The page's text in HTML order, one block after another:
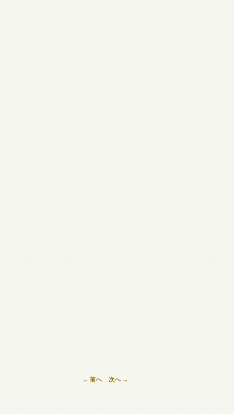
← 前へ 次へ →